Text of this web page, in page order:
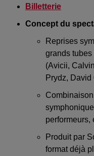
Billetterie
Concept du
Reprises
grands
(Avicii,
Prydz,
performeurs,
Produit par
format déjà